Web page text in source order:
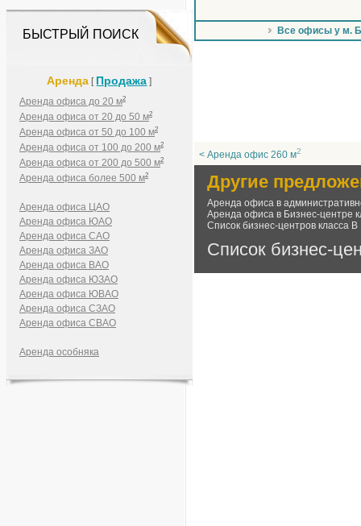
БЫСТРЫЙ ПОИСК
Аренда [ Продажа ]
Аренда офиса до 20 м2
Аренда офиса от 20 до 50 м2
Аренда офиса от 50 до 100 м2
Аренда офиса от 100 до 200 м2
Аренда офиса от 200 до 500 м2
Аренда офиса более 500 м2
Аренда офиса ЦАО
Аренда офиса ЮАО
Аренда офиса САО
Аренда офиса ЗАО
Аренда офиса ВАО
Аренда офиса ЮЗАО
Аренда офиса ЮВАО
Аренда офиса СЗАО
Аренда офиса СВАО
Аренда особняка
Все офисы у м.
< Аренда офис 260 м2
Другие
Аренда офиса в
Аренда офиса в Бизнес-центре
Список бизнес-центров класса В
Список бизнес-